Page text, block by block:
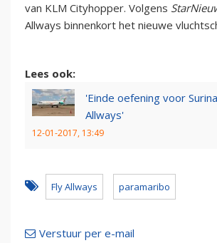
van KLM Cityhopper. Volgens
Allways binnenkort het nieuwe
Lees ook:
'Einde oefening voor
Allways'
12-01-2017, 13:49
Fly Allways paramaribo
Verstuur per e-mail